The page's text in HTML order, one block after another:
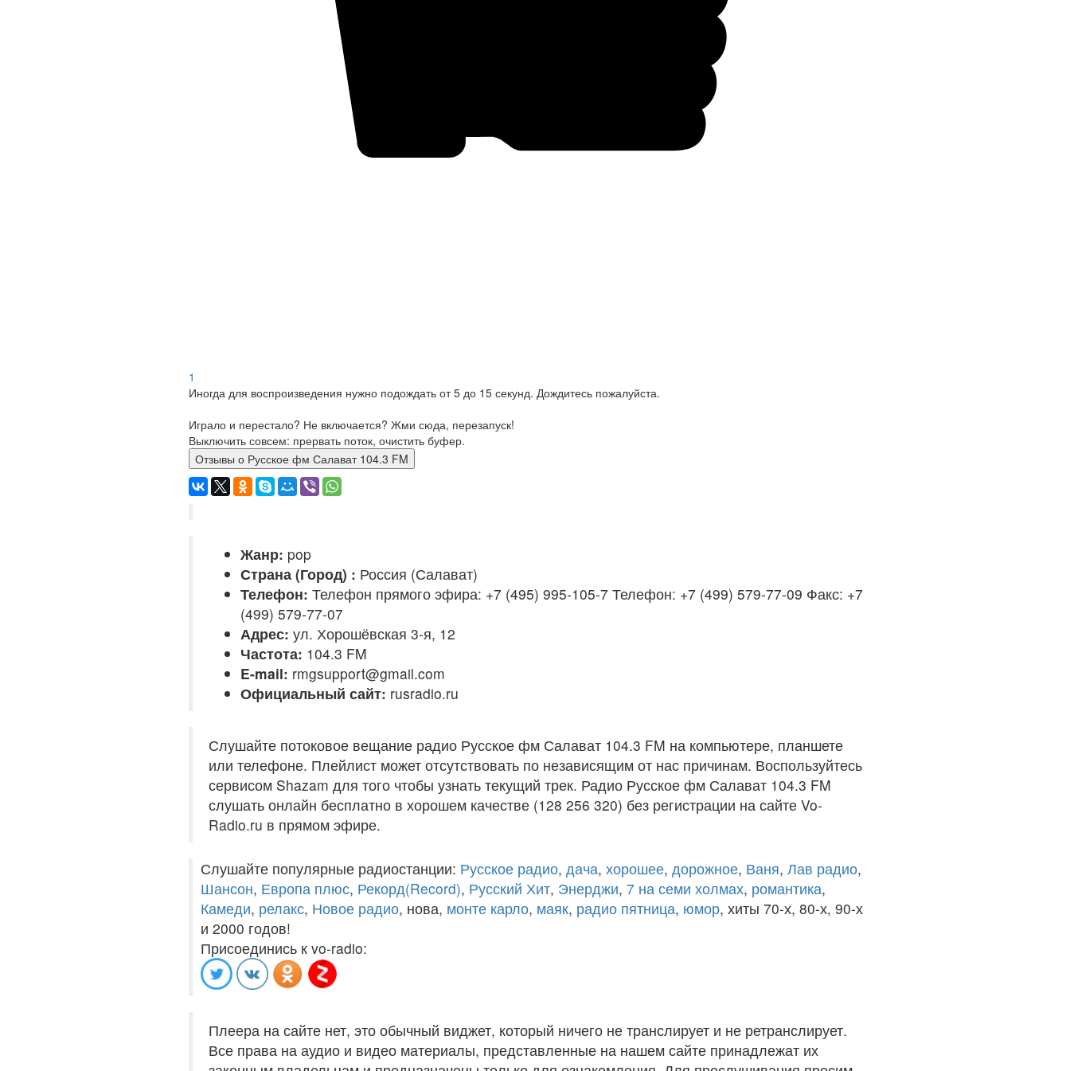
1
Иногда для воспроизведения нужно подождать от 5 до 15 секунд. Дождитесь пожалуйста.
Играло и перестало? Не включается? Жми сюда, перезапуск!
Выключить совсем: прервать поток, очистить буфер.
Отзывы о Русское фм Салават 104.3 FM
Жанр: pop
Страна (Город) : Россия (Салават)
Телефон: Телефон прямого эфира: +7 (495) 995-105-7 Телефон: +7 (499) 579-77-09 Факс: +7
(499) 579-77-07
Адрес: ул. Хорошёвская 3-я, 12
Частота: 104.3 FM
E-mail: rmgsupport@gmail.com
Официальный сайт: rusradio.ru
Слушайте потоковое вещание радио Русское фм Салават 104.3 FM на компьютере, планшете
или телефоне. Плейлист может отсутствовать по независящим от нас причинам. Воспользуйтесь
сервисом Shazam для того чтобы узнать текущий трек. Радио Русское фм Салават 104.3 FM
слушать онлайн бесплатно в хорошем качестве (128 256 320) без регистрации на сайте Vo-
Radio.ru в прямом эфире.
Слушайте популярные радиостанции: Русское радио, дача, хорошее, дорожное, Ваня, Лав радио,
Шансон, Европа плюс, Рекорд(Record), Русский Хит, Энерджи, 7 на семи холмах, романтика,
Камеди, релакс, Новое радио, нова, монте карло, маяк, радио пятница, юмор, хиты 70-х, 80-х, 90-х
и 2000 годов!
Присоединись к vo-radio:
Плеера на сайте нет, это обычный виджет, который ничего не транслирует и не ретранслирует.
Все права на аудио и видео материалы, представленные на нашем сайте принадлежат их